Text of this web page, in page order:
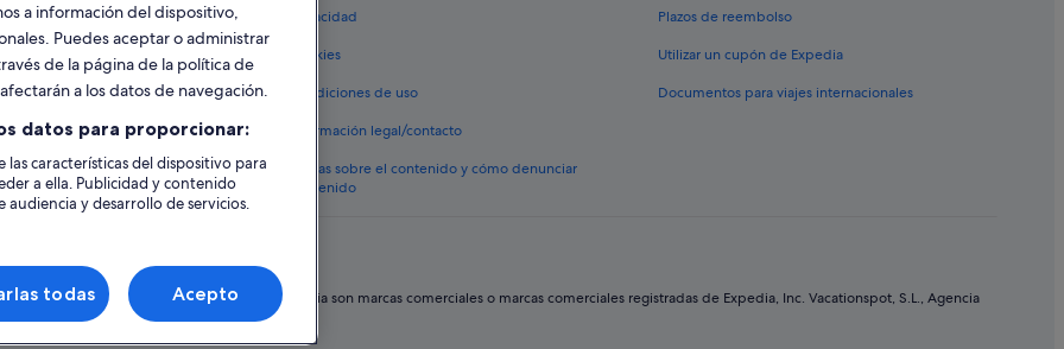
en España
en España
Privacidad
Cookies
Condiciones de uso
Información legal/contacto
Pautas sobre el contenido y cómo denunciar
contenido
Plazos de reembolso
Utilizar un cupón de Expedia
Documentos para viajes internacionales
reservados. Expedia y el logotipo de Expedia son marcas comerciales o marcas comerciales registradas de Expedia, Inc. Vacationspot, S.L., Agencia
a información del dispositivo,
Puedes aceptar o administrar
de la página de la política de
a los datos de navegación.
datos para proporcionar:
características del dispositivo para
a ella. Publicidad y contenido
y desarrollo de servicios.
todas Acepto